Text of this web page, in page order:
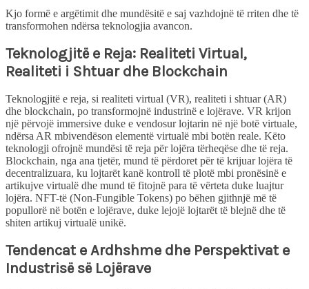
Kjo formë e argëtimit dhe mundësitë e saj vazhdojnë të rriten dhe të
transformohen ndërsa teknologjia avancon.
Teknologjitë e Reja: Realiteti Virtual,
Realiteti i Shtuar dhe Blockchain
Teknologjitë e reja, si realiteti virtual (VR), realiteti i shtuar (AR)
dhe blockchain, po transformojnë industrinë e lojërave. VR krijon
një përvojë immersive duke e vendosur lojtarin në një botë virtuale,
ndërsa AR mbivendëson elementë virtualë mbi botën reale. Këto
teknologji ofrojnë mundësi të reja për lojëra tërheqëse dhe të reja.
Blockchain, nga ana tjetër, mund të përdoret për të krijuar lojëra të
decentralizuara, ku lojtarët kanë kontroll të plotë mbi pronësinë e
artikujve virtualë dhe mund të fitojnë para të vërteta duke luajtur
lojëra. NFT-të (Non-Fungible Tokens) po bëhen gjithnjë më të
popullorë në botën e lojërave, duke lejojë lojtarët të blejnë dhe të
shiten artikuj virtualë unikë.
Tendencat e Ardhshme dhe Perspektivat e
Industrisë së Lojërave